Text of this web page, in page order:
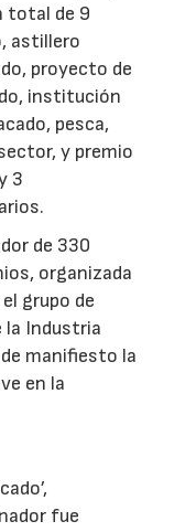
total de 9
astillero
proyecto de
institución
pesca,
y premio
3
de 330
organizada
grupo de
la Industria
manifiesto la
en la
fue